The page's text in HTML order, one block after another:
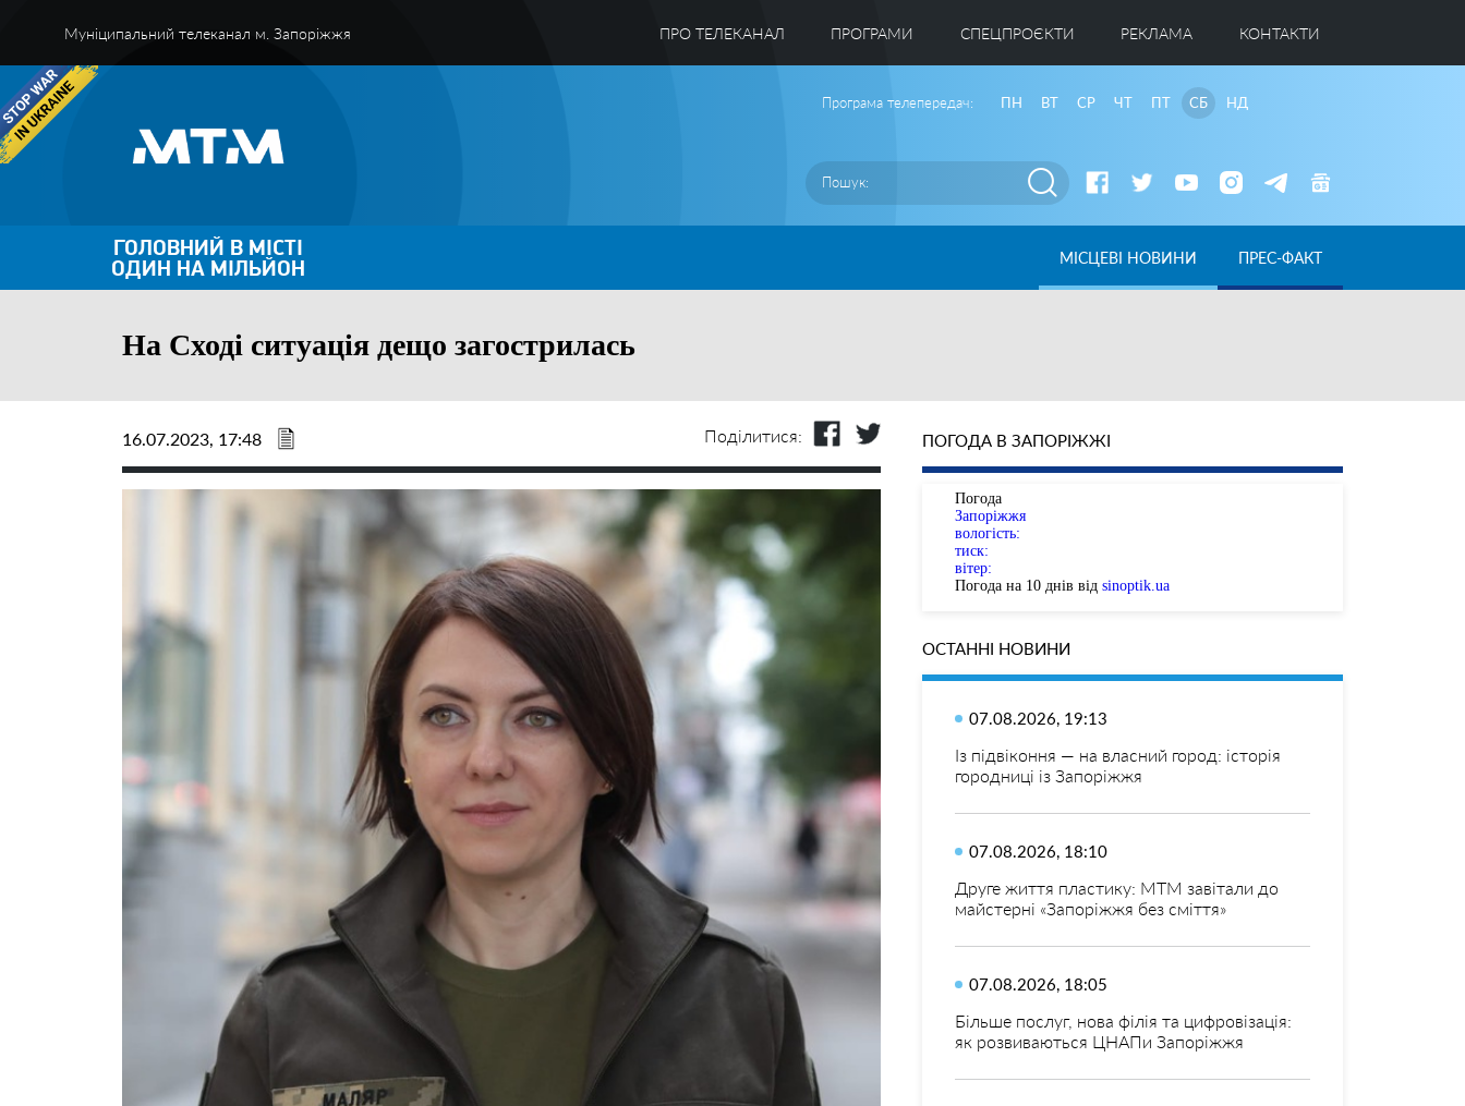
Муніципальний телеканал м. Запоріжжя ПРО ТЕЛЕКАНАЛ ПРОГРАМИ CПЕЦПРОЄКТИ РЕКЛАМА КОНТАКТИ
Програма телепередач: ПН ВТ СР ЧТ ПТ СБ НД
ГОЛОВНИЙ В МІСТІ
ОДИН НА МІЛЬЙОН МІСЦЕВІ НОВИНИ ПРЕС-ФАКТ
На Сході ситуація дещо загострилась
16.07.2023, 17:48 Поділитися: ПОГОДА В ЗАПОРІЖЖІ
Погода
Запоріжжя
вологість:
тиск:
вітер:
Погода на 10 днів від sinoptik.ua
ОСТАННІ НОВИНИ
07.08.2026, 19:13
Із підвіконня — на власний город: історія
городниці із Запоріжжя
07.08.2026, 18:10
Друге життя пластику: МТМ завітали до
майстерні «Запоріжжя без сміття»
07.08.2026, 18:05
Більше послуг, нова філія та цифровізація:
як розвиваються ЦНАПи Запоріжжя